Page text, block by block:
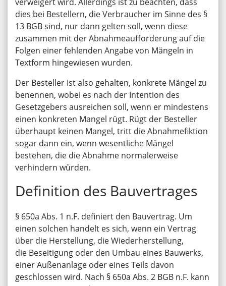
dies bei Bestellern, die Verbraucher im Sinne des §
13 BGB sind, nur dann gelten soll, wenn diese
zusammen mit der Abnahmeaufforderung auf die
Folgen einer fehlenden Angabe von Mängeln in
Textform hingewiesen wurden.
Der Besteller ist also gehalten, konkrete Mängel zu
benennen, wobei es nach der Intention des
Gesetzgebers ausreichen soll, wenn er mindestens
einen konkreten Mangel rügt. Rügt der Besteller
überhaupt keinen Mangel, tritt die Abnahmefiktion
sogar dann ein, wenn wesentliche Mängel
bestehen, die die Abnahme normalerweise
verhindern würden.
Definition des Bauvertrages
§ 650a Abs. 1 n.F. definiert den Bauvertrag. Um
einen solchen handelt es sich, wenn ein Vertrag
über die Herstellung, die Wiederherstellung,
die Beseitigung oder den Umbau eines Bauwerks,
einer Außenanlage oder eines Teils davon
geschlossen wird. Nach § 650a Abs. 2 BGB n.F. kann